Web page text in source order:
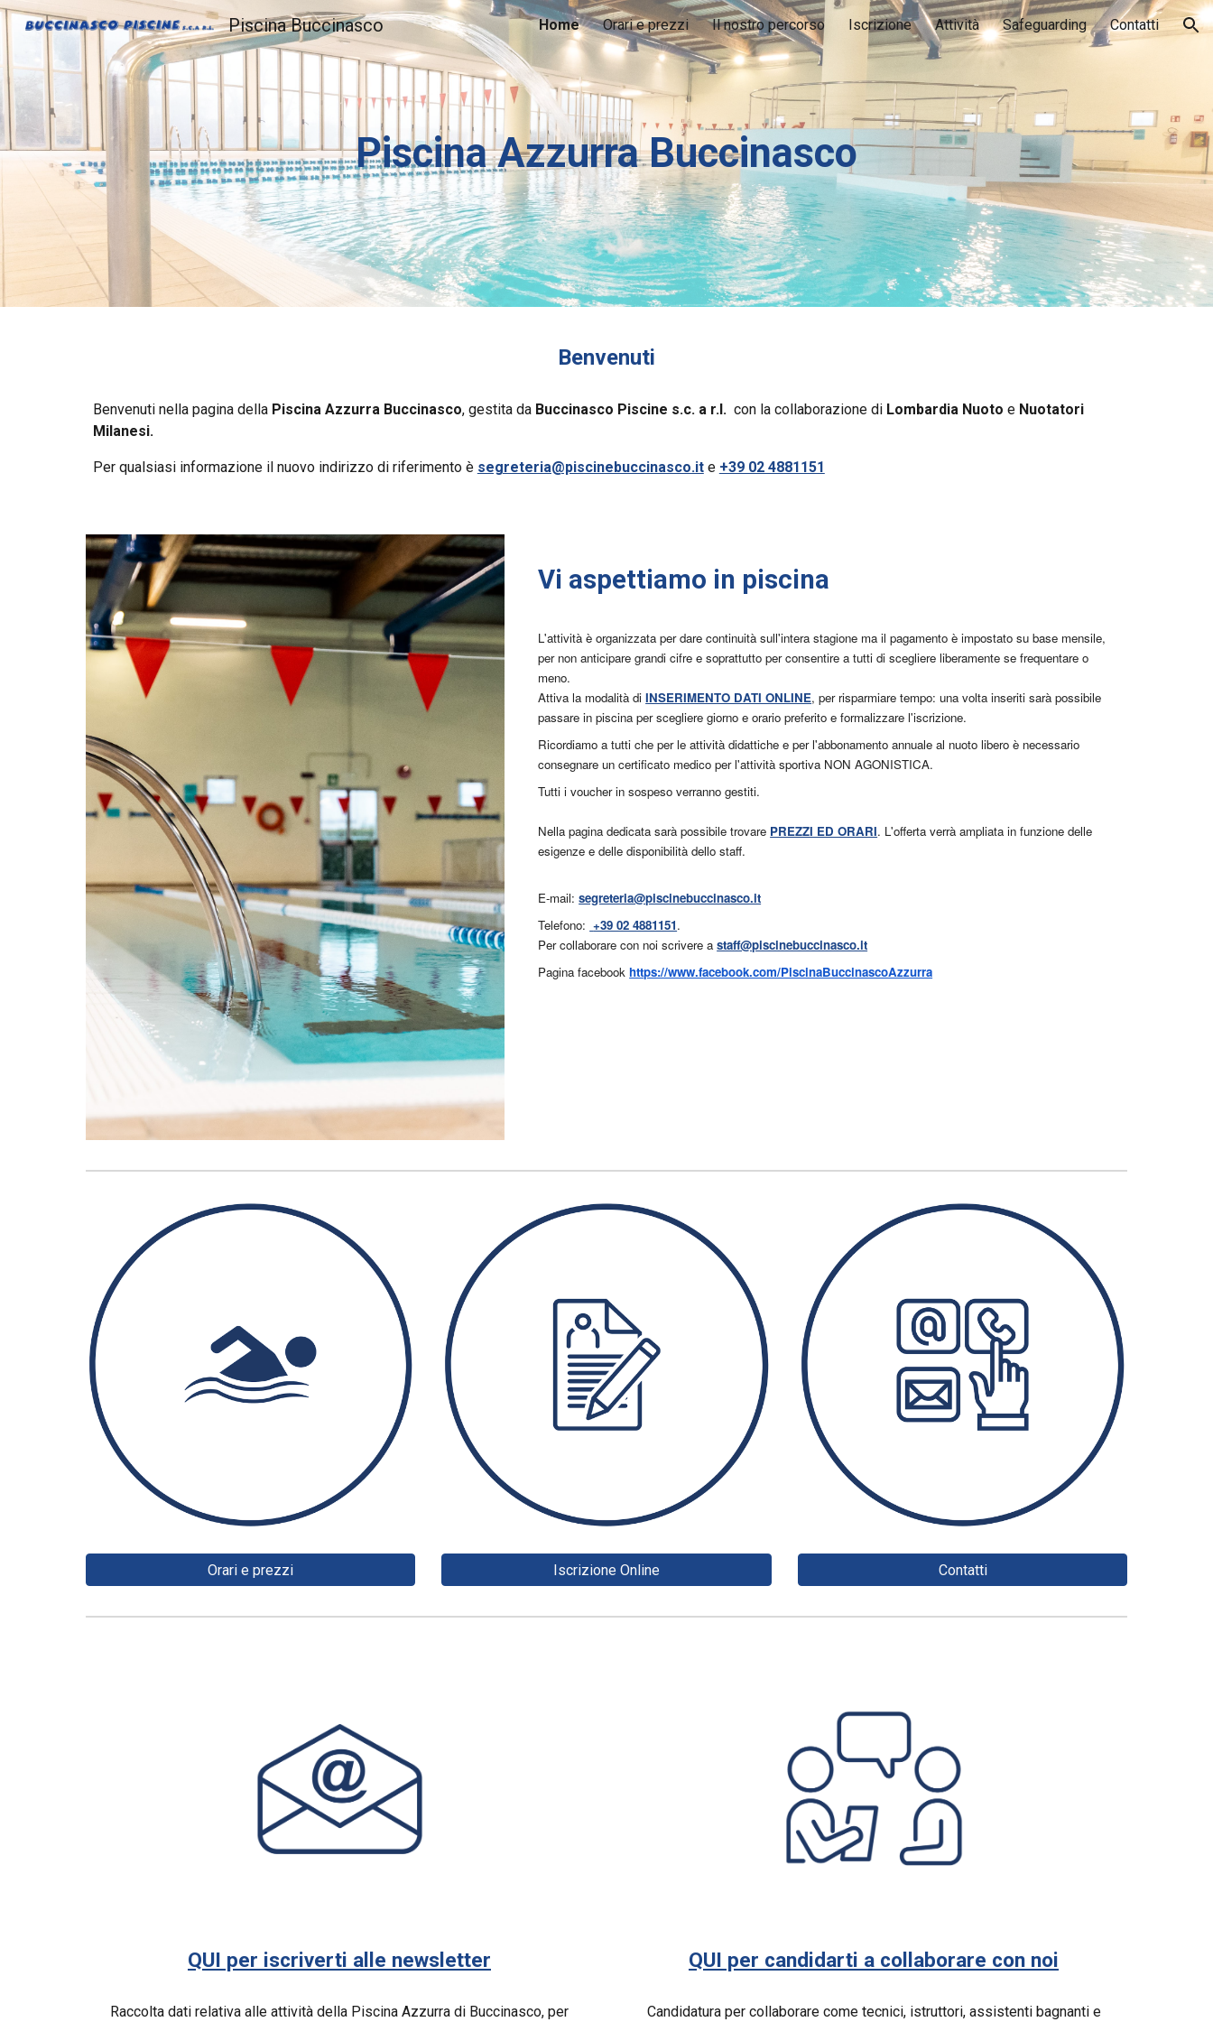
Skip to main content Skip to navigation
Piscina Buccinasco Home Orari e prezzi Il nostro percorso Iscrizione Attività Safeguarding Contatti
Piscina Azzurra Buccinasco
Benvenuti
Benvenuti nella pagina della Piscina Azzurra Buccinasco, gestita da Buccinasco Piscine s.c. a r.l. con lacollaborazione di Lombardia Nuoto eNuotatori
Milanesi.
Per qualsiasi informazione il nuovo indirizzo di riferimento è segreteria@piscinebuccinasco.ite +39 02 4881151
Vi aspettiamo in piscina
L'attività è organizzata per dare continuità sull'intera stagione ma il pagamento è impostato su base mensile,
per non anticipare grandi cifre e soprattutto per consentire a tutti di scegliere liberamente se frequentare o
meno.
Attiva la modalità diINSERIMENTO DATI ONLINE, per risparmiare tempo: una volta inseriti sarà possibile
passare in piscina per scegliere giorno e orario preferito e formalizzare l'iscrizione.
Ricordiamo a tutti che per le attività didattiche e per l'abbonamento annuale al nuoto libero è necessario
consegnare un certificato medico per l'attività sportiva NON AGONISTICA.
Tutti i voucher in sospeso verranno gestiti.
Nella pagina dedicata sarà possibile trovare PREZZI ED ORARI. L'offerta verrà ampliata in funzione delle
esigenze e delle disponibilità dello staff.
E-mail:segreteria@piscinebuccinasco.it
Telefono: ‭+39 02 4881151.
Per collaborare con noi scrivere astaff@piscinebuccinasco.it
Pagina facebookhttps://www.facebook.com/PiscinaBuccinascoAzzurra
Orari e prezzi Iscrizione Online Contatti
QUI per iscriverti alle newsletter
Raccolta dati relativa alle attività della Piscina Azzurra di Buccinasco, per
QUI per candidarti a collaborare con noi
Candidatura per collaborare come tecnici, istruttori, assistenti bagnanti e